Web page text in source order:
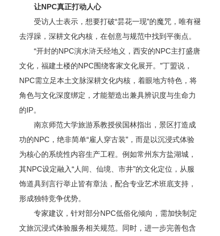
让NPC真正打动人心
受访人士表示，想要打破“昙花一现”的魔咒，唯有褪
去浮躁，深耕文化内核，在创意与规范中找到平衡点。
“开封的NPC演水浒天经地义，西安的NPC主打盛唐
文化，福建土楼的NPC围绕客家文化展开。”丁盟说，
NPC需立足本土文脉深耕文化内核，着眼地方特色，将
角色与文化深度绑定，才能塑造出兼具辨识度与生命力
的IP。
南京师范大学旅游系教授侯国林指出，景区打造成
功的NPC，绝非简单“雇人穿古装”，而是以沉浸式体验
为核心的系统性内容生产工程。例如常州东方盐湖城，
其NPC设定融入“人间、仙境、市井”的文化定位，从服
饰道具到言行举止皆有章法，配合专业艺术班底支持，
形成独特竞争优势。
专家建议，针对部分NPC低俗化倾向，需加快制定
文旅沉浸式体验服务相关规范。同时，进一步完善包含